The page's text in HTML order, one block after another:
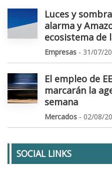
Luces y
alarma y
ecosistema de
Empresas - 31/07/
El empleo de
marcarán la
semana
Mercados - 02/08/
SOCIAL LINKS